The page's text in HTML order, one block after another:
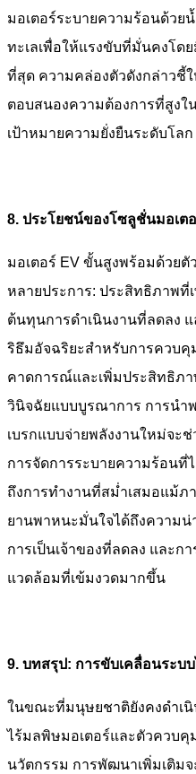
มอเตอร์ระบายความร้อนด้วย
ทะเลเพื่อให้แรงขับที่มั่นคงโด
ที่สุด ความคล่องตัวดังกล่าวชี้
ตอบสนองความต้องการที่สูง
เป้าหมายความยั่งยืนระดับโลก
8. ประโยชน์ของโซลูชั่นมอเต
มอเตอร์ EV ขั้นสูงพร้อมด้วย
หลายประการ: ประสิทธิภาพที่
ต้นทุนการดำเนินงานที่ลดลง
ริธึมอัจฉริยะสำหรับการควบคุ
คาดการณ์และเพิ่มประสิทธิภ
วินิจฉัยแบบบูรณาการ การนำ
เบรกแบบจ่ายพลังงานใหม่จะ
การจัดการระบายความร้อนที่
ถึงการทำงานที่สม่ำเสมอแม้ภ
ยานพาหนะมั่นใจได้ถึงความ
การเป็นเจ้าของที่ลดลง และก
แวดล้อมที่เข้มงวดมากขึ้น
9. บทสรุป: การขับเคลื่อนระบ
ในขณะที่มนุษยชาติยังคงดำเ
ไร้มลพิษมอเตอร์และตัวควบคุ
นวัตกรรม การพัฒนาเพิ่มเติม